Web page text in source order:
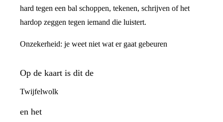
hard tegen een bal schoppen, tekenen, schrijven of het
hardop zeggen tegen iemand die luistert.
Onzekerheid: je weet niet wat er gaat gebeuren
Op de kaart is dit de
Twijfelwolk
en het